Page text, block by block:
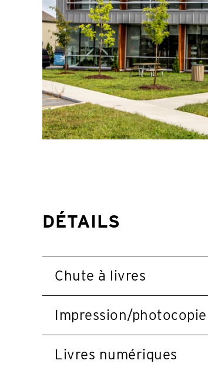
DÉTAILS
Chute à livres
Impression/photocopie
Livres numériques